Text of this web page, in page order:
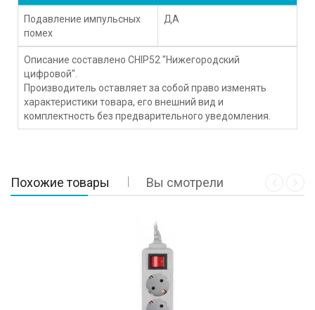
Подавление импульсных
помех
ДА
Описание составлено CHIP52 "Нижегородский
цифровой".
Производитель оставляет за собой право изменять
характеристики товара, его внешний вид и
комплектность без предварительного уведомления.
Похожие товары Вы смотрели